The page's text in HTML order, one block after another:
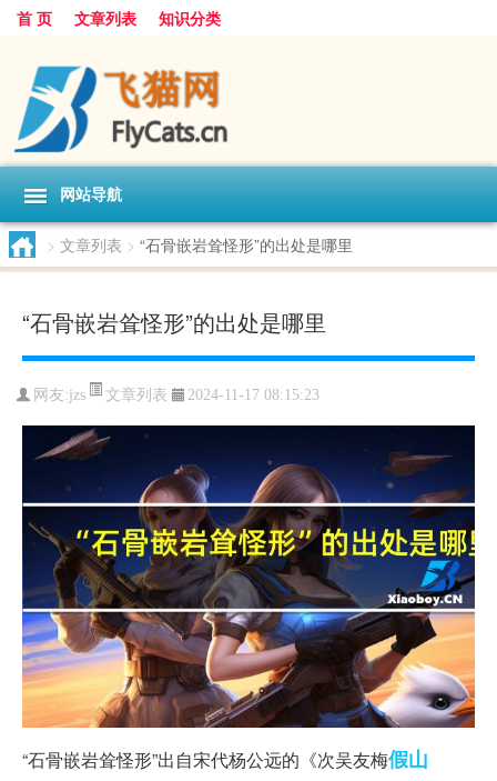
首 页 文章列表 知识分类
网站导航
> 文章列表 > “石骨嵌岩耸怪形”的出处是哪里
“石骨嵌岩耸怪形”的出处是哪里
网友:jzs 文章列表 2024-11-17 08:15:23
“石骨嵌岩耸怪形”出自宋代杨公远的《次吴友梅假山